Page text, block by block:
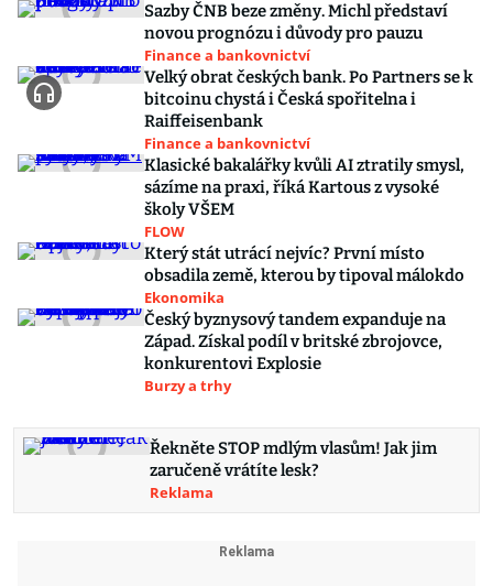
Sazby ČNB beze změny. Michl představí
novou prognózu i důvody pro pauzu
Finance a bankovnictví
Velký obrat českých bank. Po Partners se k
bitcoinu chystá i Česká spořitelna i
Raiffeisenbank
Finance a bankovnictví
Klasické bakalářky kvůli AI ztratily smysl,
sázíme na praxi, říká Kartous z vysoké
školy VŠEM
FLOW
Který stát utrácí nejvíc? První místo
obsadila země, kterou by tipoval málokdo
Ekonomika
Český byznysový tandem expanduje na
Západ. Získal podíl v britské zbrojovce,
konkurentovi Explosie
Burzy a trhy
Řekněte STOP mdlým vlasům! Jak jim
zaručeně vrátíte lesk?
Reklama